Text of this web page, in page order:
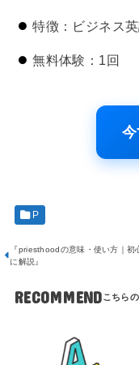
特徴：ビジネス
無料体験：1回
P
『priesthoodの意味・使い方｜初
に解説』
RECOMMEND